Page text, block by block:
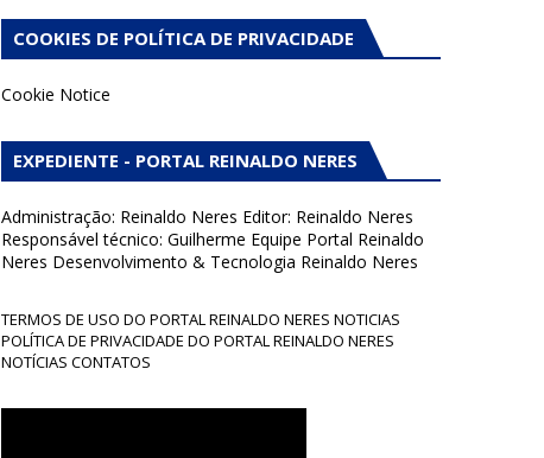
COOKIES DE POLÍTICA DE PRIVACIDADE
Cookie Notice
EXPEDIENTE - PORTAL REINALDO NERES
Administração: Reinaldo Neres Editor: Reinaldo Neres
Responsável técnico: Guilherme Equipe Portal Reinaldo
Neres Desenvolvimento & Tecnologia Reinaldo Neres
TERMOS DE USO DO PORTAL REINALDO NERES NOTICIAS
POLÍTICA DE PRIVACIDADE DO PORTAL REINALDO NERES
NOTÍCIAS CONTATOS